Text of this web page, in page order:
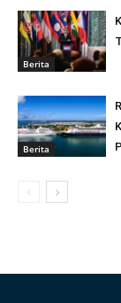
Berita
Berita